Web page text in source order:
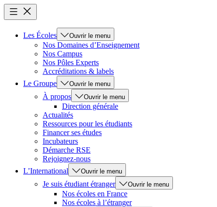
Les Écoles Ouvrir le menu
Nos Domaines d’Enseignement
Nos Campus
Nos Pôles Experts
Accréditations & labels
Le Groupe
Ouvrir le menu
À propos Ouvrir le menu
Direction générale
Actualités
Ressources pour les étudiants
Financer ses études
Incubateurs
Démarche RSE
Rejoignez-nous
L’International
Ouvrir le menu
Je suis étudiant étranger Ouvrir le menu
Nos écoles en France
Nos écoles à l’étranger